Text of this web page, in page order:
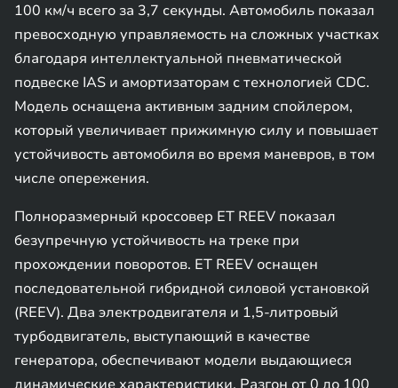
100 км/ч всего за 3,7 секунды. Автомобиль показал
превосходную управляемость на сложных участках
благодаря интеллектуальной пневматической
подвеске IAS и амортизаторам с технологией CDC.
Модель оснащена активным задним спойлером,
который увеличивает прижимную силу и повышает
устойчивость автомобиля во время маневров, в том
числе опережения.
Полноразмерный кроссовер ET REEV показал
безупречную устойчивость на треке при
прохождении поворотов. ET REEV оснащен
последовательной гибридной силовой установкой
(REEV). Два электродвигателя и 1,5-литровый
турбодвигатель, выступающий в качестве
генератора, обеспечивают модели выдающиеся